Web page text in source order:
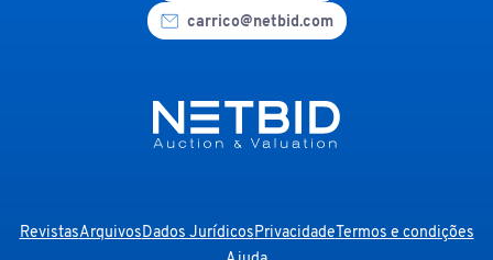
carrico@netbid.com
RevistasArquivosDados JurídicosPrivacidadeTermos e condições